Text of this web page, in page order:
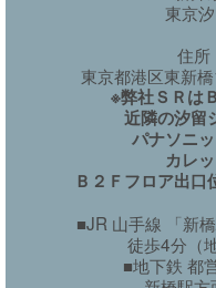
東京
住所
東京都港区東新
※弊社ＳＲは
近隣の汐留
パナソニ
カレ
Ｂ２Ｆフロア出口
■JR 山手線 「新
徒歩4分（
■地下鉄 都